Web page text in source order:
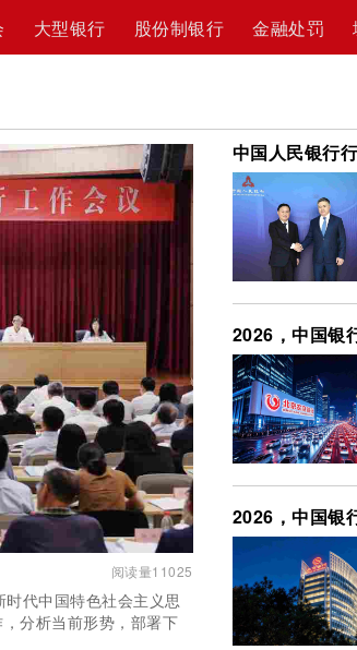
大型银行 股份制银行 金融处罚
阅读量11025
代中国特色社会主义思
分析当前形势，部署下
2026，中国银
2026，中国银